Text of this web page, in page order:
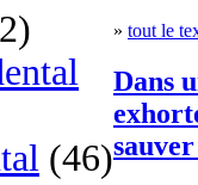
(46)
» tout le
Dans